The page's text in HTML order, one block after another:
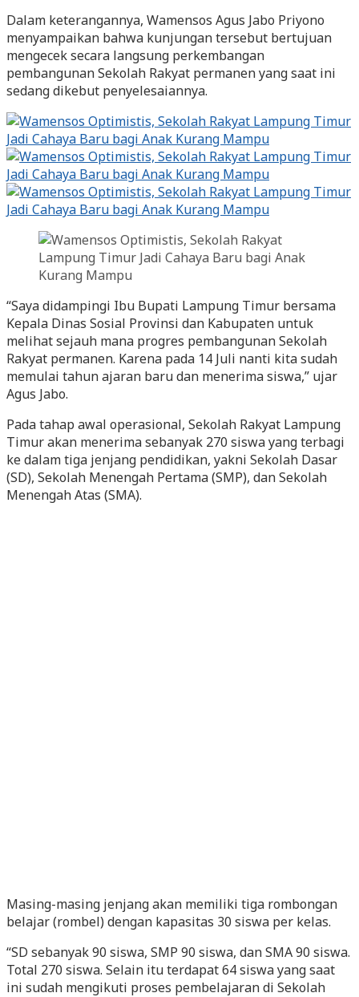
Dalam keterangannya, Wamensos Agus Jabo Priyono
menyampaikan bahwa kunjungan tersebut bertujuan
mengecek secara langsung perkembangan
pembangunan Sekolah Rakyat permanen yang saat ini
sedang dikebut penyelesaiannya.
“Saya didampingi Ibu Bupati Lampung Timur bersama
Kepala Dinas Sosial Provinsi dan Kabupaten untuk
melihat sejauh mana progres pembangunan Sekolah
Rakyat permanen. Karena pada 14 Juli nanti kita sudah
memulai tahun ajaran baru dan menerima siswa,” ujar
Agus Jabo.
Pada tahap awal operasional, Sekolah Rakyat Lampung
Timur akan menerima sebanyak 270 siswa yang terbagi
ke dalam tiga jenjang pendidikan, yakni Sekolah Dasar
(SD), Sekolah Menengah Pertama (SMP), dan Sekolah
Menengah Atas (SMA).
Masing-masing jenjang akan memiliki tiga rombongan
belajar (rombel) dengan kapasitas 30 siswa per kelas.
“SD sebanyak 90 siswa, SMP 90 siswa, dan SMA 90 siswa.
Total 270 siswa. Selain itu terdapat 64 siswa yang saat
ini sudah mengikuti proses pembelajaran di Sekolah